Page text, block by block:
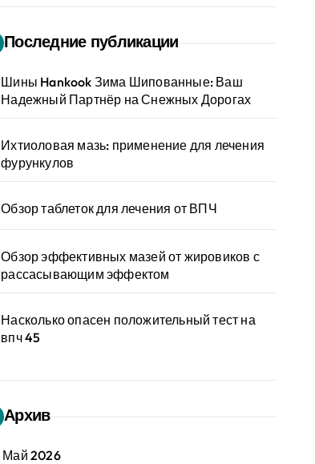
Последние публикации
Шины Hankook Зима Шипованные: Ваш
Надежный Партнёр на Снежных Дорогах
Ихтиоловая мазь: применение для лечения
фурункулов
Обзор таблеток для лечения от ВПЧ
Обзор эффективных мазей от жировиков с
рассасывающим эффектом
Насколько опасен положительный тест на
впч 45
Архив
Май 2026